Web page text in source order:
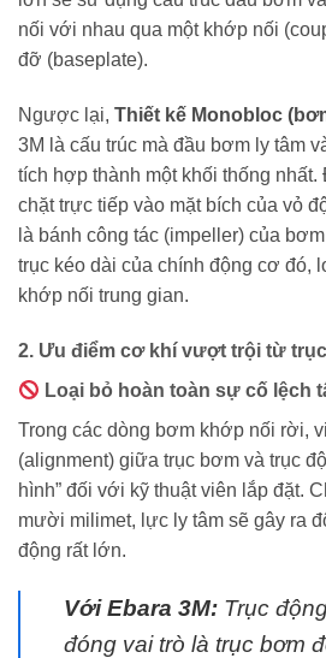
nối với nhau qua một khớp nối
đỡ (baseplate).
Ngược lại, Thiết kế Monobloc
3M là cấu trúc mà đầu bơm ly tâm
tích hợp thành một khối thống
chặt trực tiếp vào mặt bích của vỏ
là bánh công tác (impeller) của
trục kéo dài của chính động cơ đó,
khớp nối trung gian.
2. Ưu điểm cơ khí vượt trội từ
Loại bỏ hoàn toàn sự cố lệch
Trong các dòng bơm khớp nối rời,
(alignment) giữa trục bơm và trục
hình” đối với kỹ thuật viên lắp đặt.
mười milimet, lực ly tâm sẽ gây ra
động rất lớn.
Với Ebara 3M: Trục
đóng vai trò là trục bơm